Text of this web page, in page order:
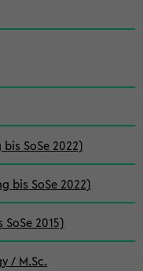
SoSe 2022)
bis SoSe 2022)
2015)
/ M.Sc.